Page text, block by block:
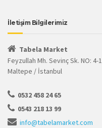
İletişim Bilgilerimiz
Tabela Market
Feyzullah Mh. Sevinç Sk. NO: 4-1
Maltepe / İstanbul
0532 458 24 65
0543 218 13 99
info@tabelamarket.com